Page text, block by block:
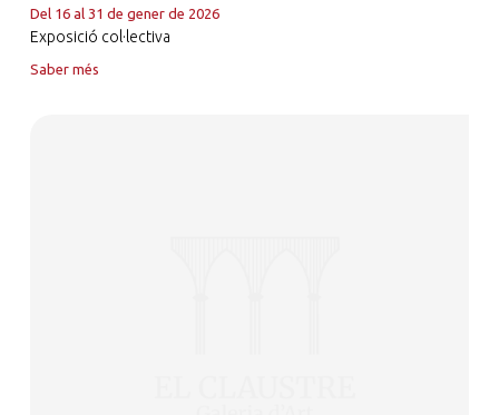
Del 16 al 31 de gener de 2026
Exposició col·lectiva
Saber més